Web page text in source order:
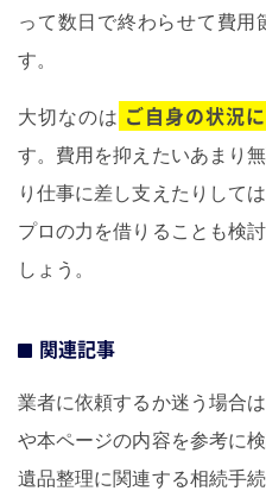
って数日で終わらせて費用
す。
大切なのは ご自身の状況
す。費用を抑えたいあまり
り仕事に差し支えたりして
プロの力を借りることも検
しょう。
関連記事
業者に依頼するか迷う場合
や本ページの内容を参考に
遺品整理に関連する相続手